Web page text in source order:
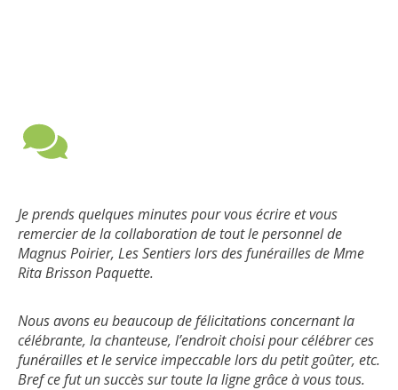
Je prends quelques minutes pour vous écrire et vous
remercier de la collaboration de tout le personnel de
Magnus Poirier, Les Sentiers lors des funérailles de Mme
Rita Brisson Paquette.
Nous avons eu beaucoup de félicitations concernant la
célébrante, la chanteuse, l’endroit choisi pour célébrer ces
funérailles et le service impeccable lors du petit goûter, etc.
Bref ce fut un succès sur toute la ligne grâce à vous tous.